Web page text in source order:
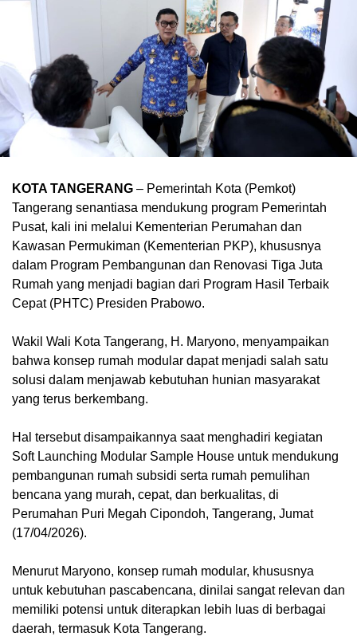
KOTA TANGERANG – Pemerintah Kota (Pemkot)
Tangerang senantiasa mendukung program Pemerintah
Pusat, kali ini melalui Kementerian Perumahan dan
Kawasan Permukiman (Kementerian PKP), khususnya
dalam Program Pembangunan dan Renovasi Tiga Juta
Rumah yang menjadi bagian dari Program Hasil Terbaik
Cepat (PHTC) Presiden Prabowo.
Wakil Wali Kota Tangerang, H. Maryono, menyampaikan
bahwa konsep rumah modular dapat menjadi salah satu
solusi dalam menjawab kebutuhan hunian masyarakat
yang terus berkembang.
Hal tersebut disampaikannya saat menghadiri kegiatan
Soft Launching Modular Sample House untuk mendukung
pembangunan rumah subsidi serta rumah pemulihan
bencana yang murah, cepat, dan berkualitas, di
Perumahan Puri Megah Cipondoh, Tangerang, Jumat
(17/04/2026).
Menurut Maryono, konsep rumah modular, khususnya
untuk kebutuhan pascabencana, dinilai sangat relevan dan
memiliki potensi untuk diterapkan lebih luas di berbagai
daerah, termasuk Kota Tangerang.